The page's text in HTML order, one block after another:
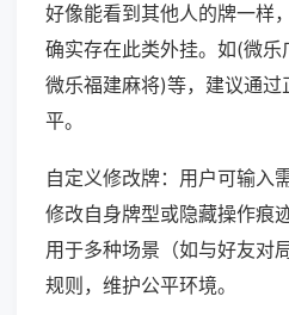
好像能看到其他人的牌一样
确实存在此类外挂。如(微乐
微乐福建麻将)等，建议通
平。
自定义修改牌：用户可输入
修改自身牌型或隐藏操作痕
用于多种场景（如与好友对
规则，维护公平环境。